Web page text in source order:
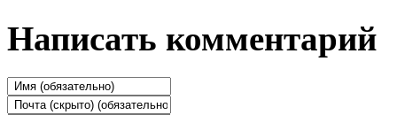
Написать комментарий